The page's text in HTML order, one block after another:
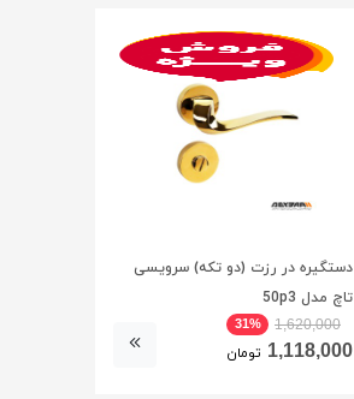
دستگیره در رزت (دو تکه) سرویسی
تاچ مدل 50p3
31%
1,620,000
1,118,000 تومان